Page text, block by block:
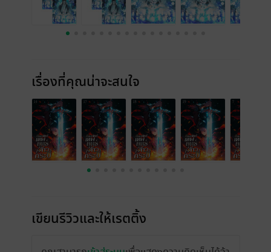
เรื่องที่คุณน่าจะสนใจ
เขียนรีวิวและให้เรตติ้ง